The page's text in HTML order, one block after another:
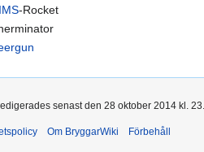
-Rocket
senast den 28 oktober 2014 kl.
Om BryggarWiki Förbehåll